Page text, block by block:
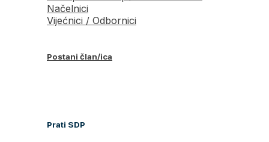
Načelnici
Vijećnici / Odbornici
Postani član/ica
Prati SDP